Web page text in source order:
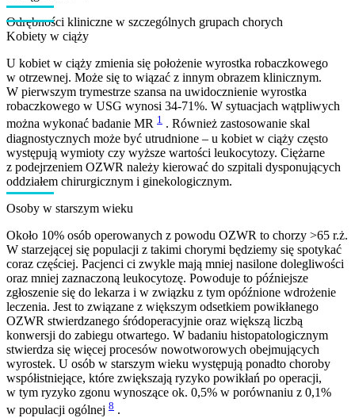
Odrębności kliniczne w szczególnych grupach chorych
Kobiety w ciąży
U kobiet w ciąży zmienia się położenie wyrostka robaczkowego
w otrzewnej. Może się to wiązać z innym obrazem klinicznym.
W pierwszym trymestrze szansa na uwidocznienie wyrostka
robaczkowego w USG wynosi 34-71%. W sytuacjach wątpliwych
można wykonać badanie MR 1 . Również zastosowanie skal
diagnostycznych może być utrudnione – u kobiet w ciąży często
występują wymioty czy wyższe wartości leu­kocytozy. Ciężarne
z podejrzeniem OZWR należy kierować do szpitali dysponujących
oddziałem chirurgicznym i ginekologicznym.
Osoby w starszym wieku
Około 10% osób operowanych z powodu OZWR to chorzy >65 r.ż.
W starzejącej się populacji z takimi chorymi będziemy się spotykać
coraz częściej. Pacjenci ci zwykle mają mniej nasilone dolegliwości
oraz mniej zaznaczoną leukocytozę. Powoduje to późniejsze
zgłoszenie się do lekarza i w związku z tym opóźnione wdrożenie
leczenia. Jest to związane z większym odsetkiem powikłanego
OZWR stwierdzanego śródoperacyjnie oraz większą liczbą
konwersji do zabiegu otwartego. W badaniu histopatologicznym
stwierdza się więcej pro­cesów nowotworowych obejmujących
wyrostek. U osób w starszym wieku występują ponadto choroby
współistniejące, które zwiększają ryzyko powikłań po operacji,
w tym ryzyko zgonu wynoszące ok. 0,5% w porównaniu z 0,1%
w populacji ogólnej 8 .